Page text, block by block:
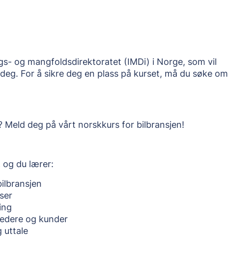
og mangfoldsdirektoratet (IMDi) i Norge, som vil
For å sikre deg en plass på kurset, må du søke om
Meld deg på vårt norskkurs for bilbransjen!
og du lærer:
og kunder
uttale